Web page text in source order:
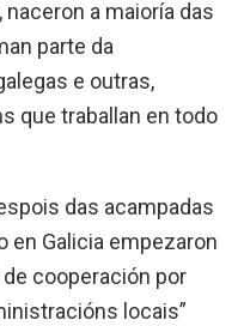
a maioría das
parte da
e outras,
que traballan en todo
das acampadas
en Galicia empezaron
cooperación por
locais”